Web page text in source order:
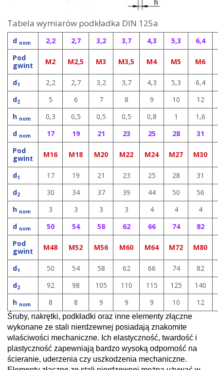
Tabela wymiarów podkładka DIN 125a
d nom 2,2 2,7 3,2 3,7 4,3 5,3
6,4
Pod
gwint
M2 M2,5 M3 M3,5 M4 M5 M6
d1 2,2 2,7 3,2 3,7 4,3 5,3
6,4
d2 5 6 7 8 9 10
12
h nom 0,3 0,5 0,5 0,5 0,8 1
1,6
d nom 17 19 21 23 25 28
31
Pod
gwint
M16 M18 M20 M22 M24 M27 M30
d1 17 19 21 23 25 28
31
d2 30 34 37 39 44 50
56
h nom 3 3 3 3 4 4
4
d nom 50 54 58 62 66 74
82
Pod
gwint
M48 M52 M56 M60 M64 M72 M80
d1 50 54 58 62 66 74
82
d2 92 98 105 110 115 125
140
h nom 8 8 9 9 9 10 12
Śruby, nakrętki, podkładki oraz inne elementy złączne
wykonane ze stali nierdzewnej posiadają znakomite
właściwości mechaniczne. Ich elastyczność, twardość i
plastyczność zapewniają bardzo wysoką odporność na
ścieranie, uderzenia czy uszkodzenia mechaniczne.